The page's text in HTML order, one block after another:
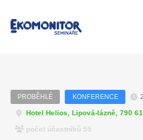
PROBĚHLÉ KONFERENCE
Hotel Helios, Lipová-lázně, 790
počet účastníků 55